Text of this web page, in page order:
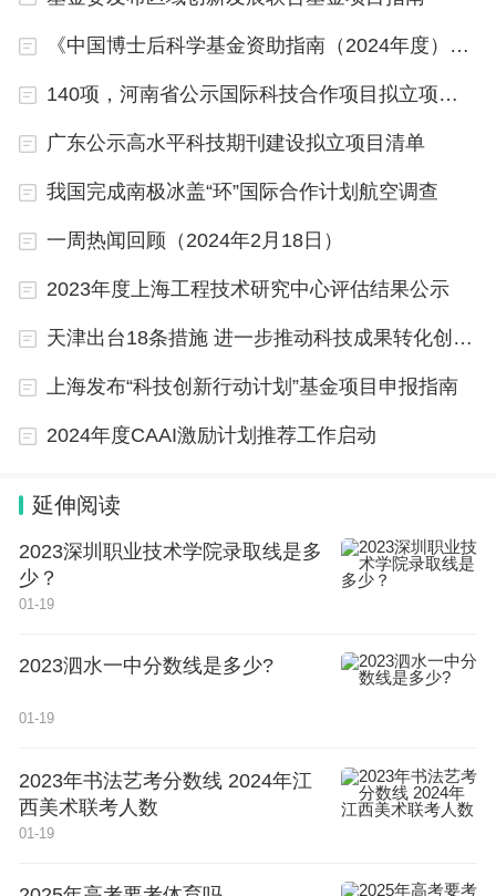
同时，时刻关注持卡人才的体验感受，根据人才反馈
太原市委组织部有关负责人说：“我们将持续丰富人
才绿卡服务事项，完善综合服务平台功能，动态调整
让‘人才少跑腿’，努力把太原建设成为各类优秀人才
创新创业的乐土。”
《中国博士后科学基金资助指南（2024年度）》发布
140项，河南省公示国际科技合作项目拟立项项目
广东公示高水平科技期刊建设拟立项目清单
我国完成南极冰盖“环”国际合作计划航空调查
一周热闻回顾（2024年2月18日）
2023年度上海工程技术研究中心评估结果公示
天津出台18条措施 进一步推动科技成果转化创新改革
上海发布“科技创新行动计划”基金项目申报指南
2024年度CAAI激励计划推荐工作启动
延伸阅读
2023深圳职业技术学院录取线是多
少？
01-19
2023泗水一中分数线是多少?
01-19
2023年书法艺考分数线 2024年江
西美术联考人数
01-19